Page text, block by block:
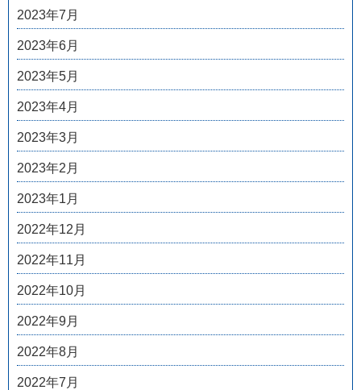
2023年7月
2023年6月
2023年5月
2023年4月
2023年3月
2023年2月
2023年1月
2022年12月
2022年11月
2022年10月
2022年9月
2022年8月
2022年7月